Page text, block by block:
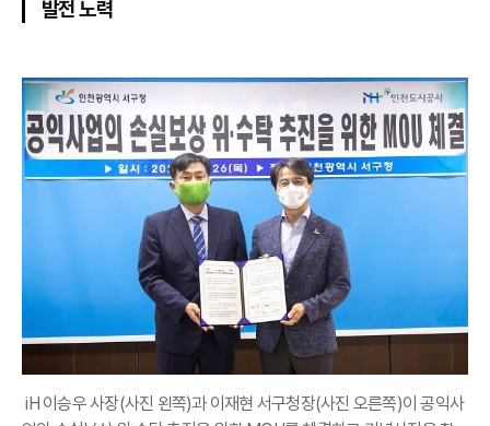
발전 노력
iH 이승우 사장(사진 왼쪽)과 이재현 서구청장(사진 오른쪽)이 공익사